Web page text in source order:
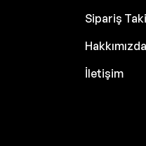
Sipariş
Hakkımızda
İletişim